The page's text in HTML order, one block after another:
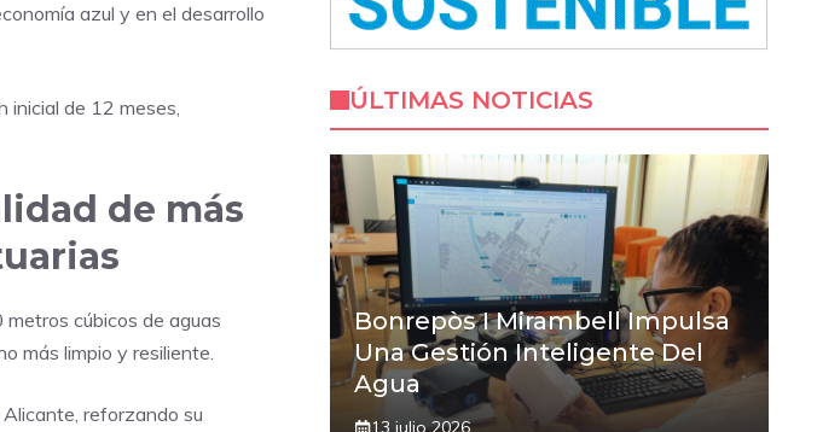
azul y en el desarrollo
inicial de 12 meses,
de más
cúbicos de aguas
más limpio y resiliente.
reforzando su
ÚLTIMAS NOTICIAS
Bonrepòs I Mirambell Impulsa
Una Gestión Inteligente Del
Agua
13 julio 2026